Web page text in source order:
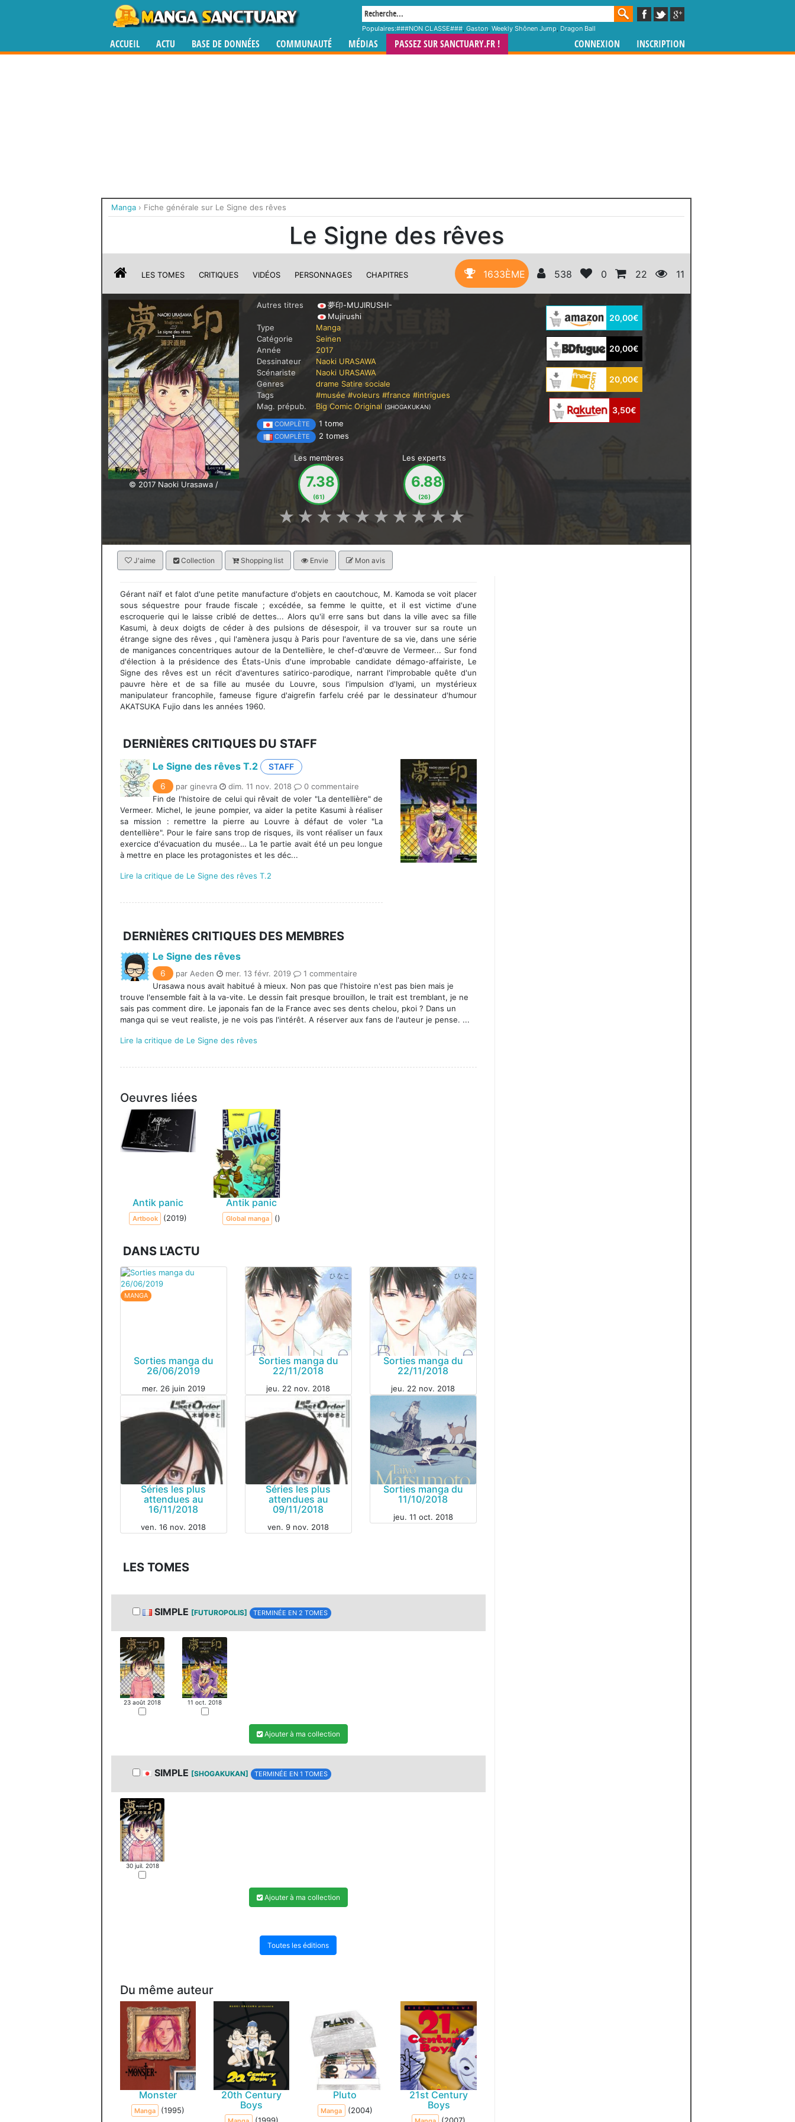
Populaires:###NON CLASSE###, Gaston, Weekly Shônen Jump, Dragon Ball
ACCUEIL ACTU BASE DE DONNÉES COMMUNAUTÉ MÉDIAS PASSEZ SUR SANCTUARY.FR ! CONNEXION INSCRIPTION
Manga › Fiche générale sur Le Signe des rêves
Le Signe des rêves
LES TOMES CRITIQUES VIDÉOS PERSONNAGES CHAPITRES 1633ÈME 538 0 22 11
© 2017 Naoki Urasawa /
Autres titres
夢印-MUJIRUSHI-
Mujirushi
Type
Manga
Catégorie
Seinen
Année
2017
Dessinateur
Naoki URASAWA
Scénariste
Naoki URASAWA
Genres
drame Satire sociale
Tags
#musée #voleurs #france #intrigues
Mag. prépub.
Big Comic Original (SHOGAKUKAN)
COMPLÈTE 1 tome
COMPLÈTE 2 tomes
Les membres
7.38
(61)
Les experts
6.88
(26)
★
★
★
★
★
★
★
★
★
★
20,00€
20,00€
20,00€
3,50€
J'aime Collection Shopping list Envie Mon avis
Gérant naïf et falot d'une petite manufacture d'objets en caoutchouc, M. Kamoda se voit placer
sous séquestre pour fraude fiscale ; excédée, sa femme le quitte, et il est victime d'une
escroquerie qui le laisse criblé de dettes... Alors qu'il erre sans but dans la ville avec sa fille
Kasumi, à deux doigts de céder à des pulsions de désespoir, il va trouver sur sa route un
étrange signe des rêves , qui l'amènera jusqu à Paris pour l'aventure de sa vie, dans une série
de manigances concentriques autour de la Dentellière, le chef-d'œuvre de Vermeer... Sur fond
d'élection à la présidence des États-Unis d'une improbable candidate démago-affairiste, Le
Signe des rêves est un récit d'aventures satirico-parodique, narrant l'improbable quête d'un
pauvre hère et de sa fille au musée du Louvre, sous l'impulsion d'Iyami, un mystérieux
manipulateur francophile, fameuse figure d'aigrefin farfelu créé par le dessinateur d'humour
AKATSUKA Fujio dans les années 1960.
DERNIÈRES CRITIQUES DU STAFF
Le Signe des rêves T.2
STAFF
6
par ginevra dim. 11 nov. 2018
0 commentaire
Fin de l'histoire de celui qui rêvait de voler "La dentellière" de
Vermeer. Michel, le jeune pompier, va aider la petite Kasumi à réaliser
sa mission : remettre la pierre au Louvre à défaut de voler "La
dentellière". Pour le faire sans trop de risques, ils vont réaliser un faux
exercice d'évacuation du musée… La 1e partie avait été un peu longue
à mettre en place les protagonistes et les déc...
Lire la critique de Le Signe des rêves T.2
DERNIÈRES CRITIQUES DES MEMBRES
Le Signe des rêves
6 par Aeden mer. 13 févr. 2019
1 commentaire
Urasawa nous avait habitué à mieux. Non pas que l'histoire n'est pas bien mais je
trouve l'ensemble fait à la va-vite. Le dessin fait presque brouillon, le trait est tremblant, je ne
sais pas comment dire. Le japonais fan de la France avec ses dents chelou, pkoi ? Dans un
manga qui se veut realiste, je ne vois pas l'intérêt. A réserver aux fans de l'auteur je pense. ...
Lire la critique de Le Signe des rêves
Oeuvres liées
Antik panic
Artbook (2019)
Antik panic
Global manga ()
DANS L'ACTU
MANGA
Sorties manga du
26/06/2019
mer. 26 juin 2019
MANGA
Sorties manga du
22/11/2018
jeu. 22 nov. 2018
MANGA
Sorties manga du
22/11/2018
jeu. 22 nov. 2018
Séries les plus
attendues au
16/11/2018
ven. 16 nov. 2018
Séries les plus
attendues au
09/11/2018
ven. 9 nov. 2018
Sorties manga du
11/10/2018
jeu. 11 oct. 2018
LES TOMES
SIMPLE [FUTUROPOLIS] TERMINÉE EN 2 TOMES
23 août 2018 11 oct. 2018
Ajouter à ma collection
SIMPLE [SHOGAKUKAN] TERMINÉE EN 1 TOMES
30 juil. 2018
Ajouter à ma collection
Toutes les éditions
Du même auteur
Monster
Manga (1995)
20th Century
Boys
(1999)
Pluto
Manga (2004)
21st Century
Boys
(2007)